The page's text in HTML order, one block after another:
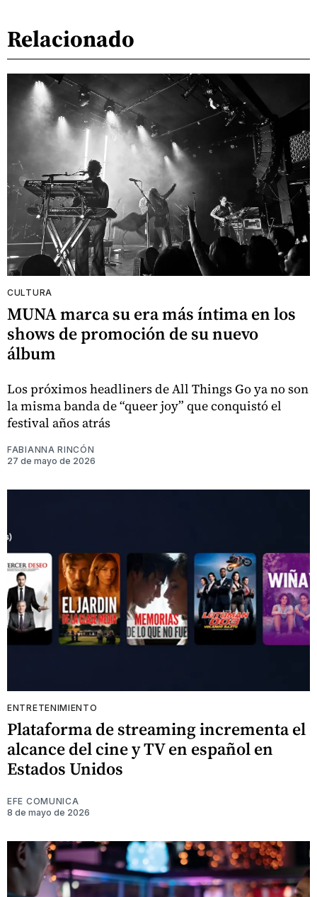
Relacionado
CULTURA
MUNA marca su era más íntima en los
shows de promoción de su nuevo
álbum
Los próximos headliners de All Things Go ya no son
la misma banda de “queer joy” que conquistó el
festival años atrás
FABIANNA RINCÓN
27 de mayo de 2026
ENTRETENIMIENTO
Plataforma de streaming incrementa el
alcance del cine y TV en español en
Estados Unidos
EFE COMUNICA
8 de mayo de 2026